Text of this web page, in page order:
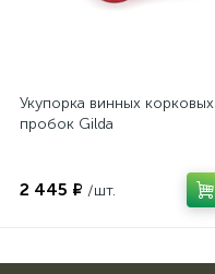
Укупорка винных корковых
пробок Gilda
2 445 ₽ /шт.